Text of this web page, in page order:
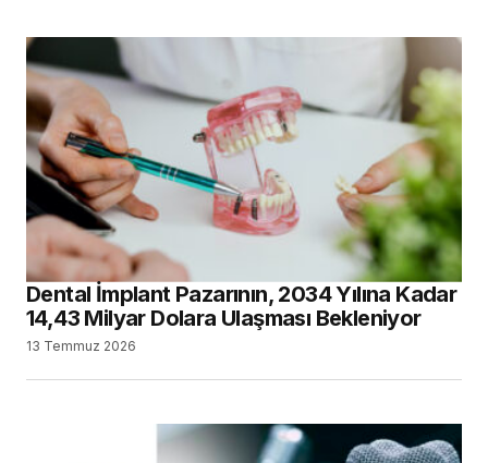
Dental İmplant Pazarının, 2034 Yılına Kadar
14,43 Milyar Dolara Ulaşması Bekleniyor
13 Temmuz 2026